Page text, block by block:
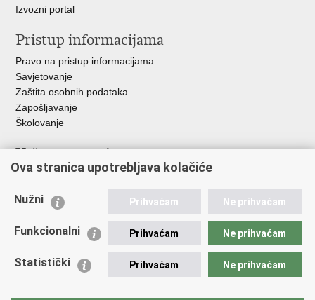
Izvozni portal
Pristup informacijama
Pravo na pristup informacijama
Savjetovanje
Zaštita osobnih podataka
Zapošljavanje
Školovanje
Važne poveznice
Ministarstvo unutarnjih poslova
Udruge
Policijska akademija
Zaklada policijske solidarnosti
Vučetić"
Ova stranica upotrebljava kolačiće
Nužni Prihvaćam Ne prihvaćam
Funkcionalni Prihvaćam Ne prihvaćam
Statistički Prihvaćam Ne prihvaćam